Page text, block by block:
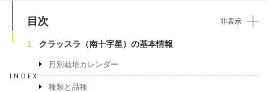
INDEX
目次 非表示
クラッスラ（南十字星）の基本情報
月別栽培カレンダー
種類と品種